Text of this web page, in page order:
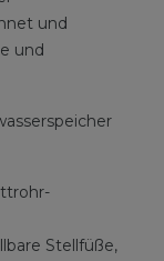
und
und
Stellfüße,